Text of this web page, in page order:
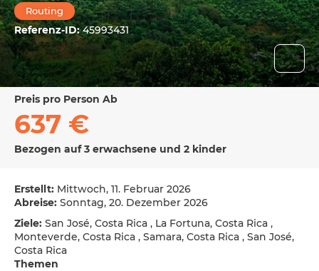
Routing
Referenz-ID:45993431
Preis pro Person Ab
637 €
Bezogen auf 3 erwachsene und 2 kinder
Erstellt: Mittwoch, 11. Februar 2026
Abreise: Sonntag, 20. Dezember 2026
Ziele: San José, Costa Rica , La Fortuna, Costa Rica ,
Monteverde, Costa Rica , Samara, Costa Rica , San José,
Costa Rica
Themen